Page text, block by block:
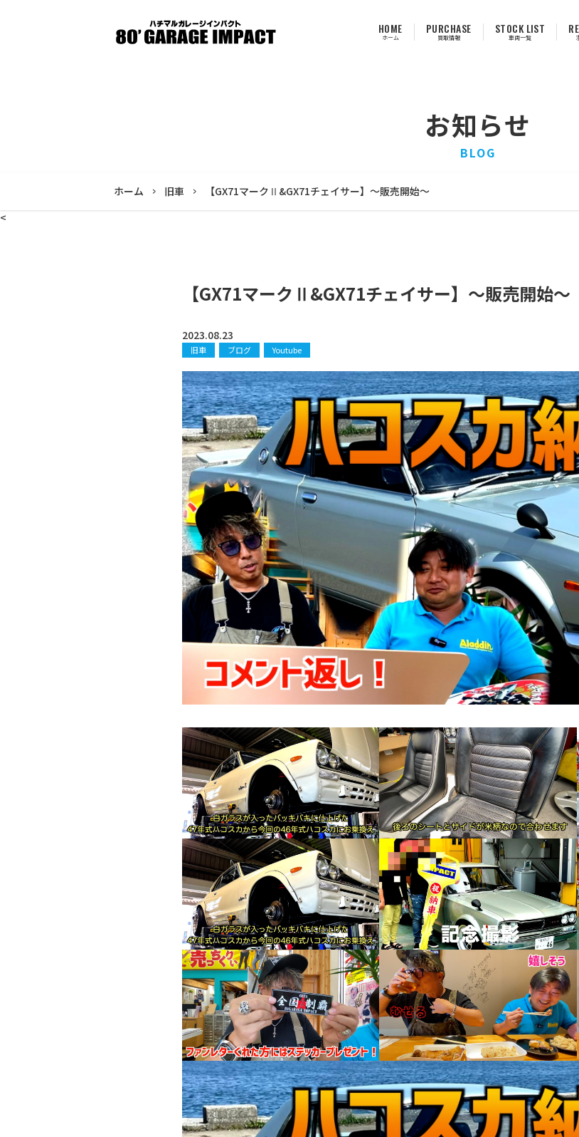
HOME
ホーム
PURCHASE
買取情報
STOCK LIST
車両一覧
お知らせ
BLOG
ホーム 旧車
【GX71マークⅡ&GX71チェイサー】〜販売開始〜
<
【GX71マークⅡ&GX71チェイサー】〜販売開始〜
2023.08.23
旧車 ブログ Youtube